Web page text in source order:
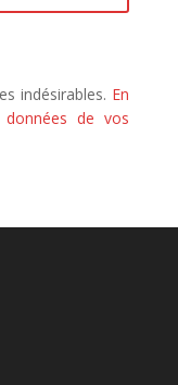
indésirables. En
de vos